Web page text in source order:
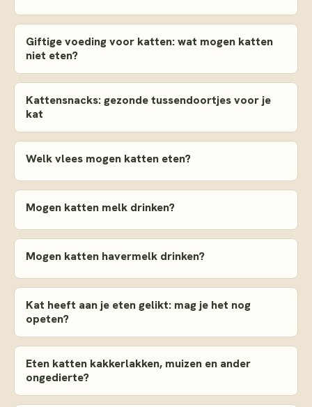
Giftige voeding voor katten: wat mogen katten
niet eten?
Kattensnacks: gezonde tussendoortjes voor je
kat
Welk vlees mogen katten eten?
Mogen katten melk drinken?
Mogen katten havermelk drinken?
Kat heeft aan je eten gelikt: mag je het nog
opeten?
Eten katten kakkerlakken, muizen en ander
ongedierte?